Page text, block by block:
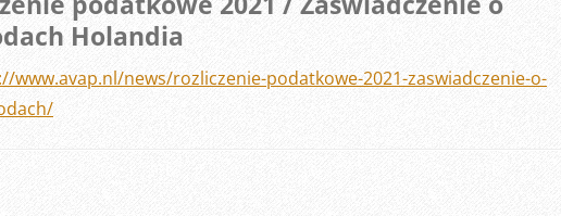
Holandia
www.avap.nl/news/rozliczenie-podatkowe-2021-zaswiadczenie-o-